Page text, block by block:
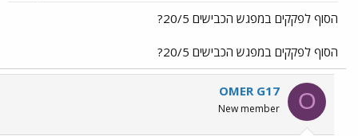
ך
הסוף לפקקים במפגש הכבישים 20/5?
הסוף לפקקים במפגש הכבישים 20/5?
O
OMER G17
New member